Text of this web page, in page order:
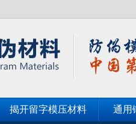
揭开留字模压材料 通用